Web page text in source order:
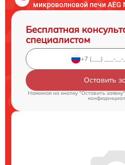
микроволновой печи AEG
Бесплатная
специалистом
Оставить
Нажимая на кнопку "Оставить